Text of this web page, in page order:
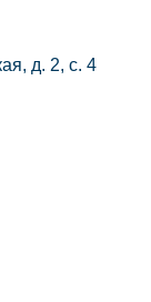
д. 2, с. 4